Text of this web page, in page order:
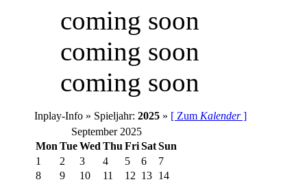
coming soon
coming soon
coming soon
Inplay-Info » Spieljahr: 2025 » [ Zum Kalender]
September 2025
Mon TueWed Thu FriSatSun
1
2 3 4 5 6
7
8
9 10 11 12 13 14